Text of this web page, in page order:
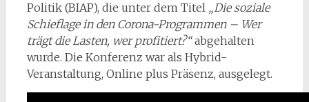
Politik (BIAP), die unter dem Titel „Die soziale
Schieflage in den Corona-Programmen – Wer
trägt die Lasten, wer profitiert?“abgehalten
wurde. Die Konferenz war als Hybrid-
Veranstaltung, Online plus Präsenz, ausgelegt.